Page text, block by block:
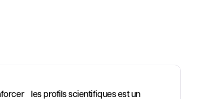
les profils scientifiques est un